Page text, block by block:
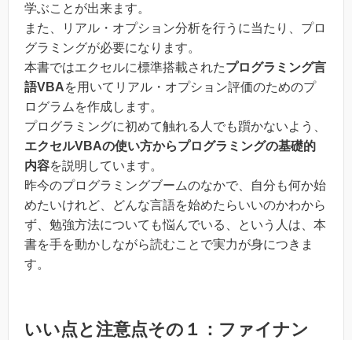
学ぶことが出来ます。
また、リアル・オプション分析を行うに当たり、プロ
グラミングが必要になります。
本書ではエクセルに標準搭載されたプログラミング言
語VBAを用いてリアル・オプション評価のためのプ
ログラムを作成します。
プログラミングに初めて触れる人でも躓かないよう、
エクセルVBAの使い方からプログラミングの基礎的
内容を説明しています。
昨今のプログラミングブームのなかで、自分も何か始
めたいけれど、どんな言語を始めたらいいのかわから
ず、勉強方法についても悩んでいる、という人は、本
書を手を動かしながら読むことで実力が身につきま
す。
いい点と注意点その１：ファイナン